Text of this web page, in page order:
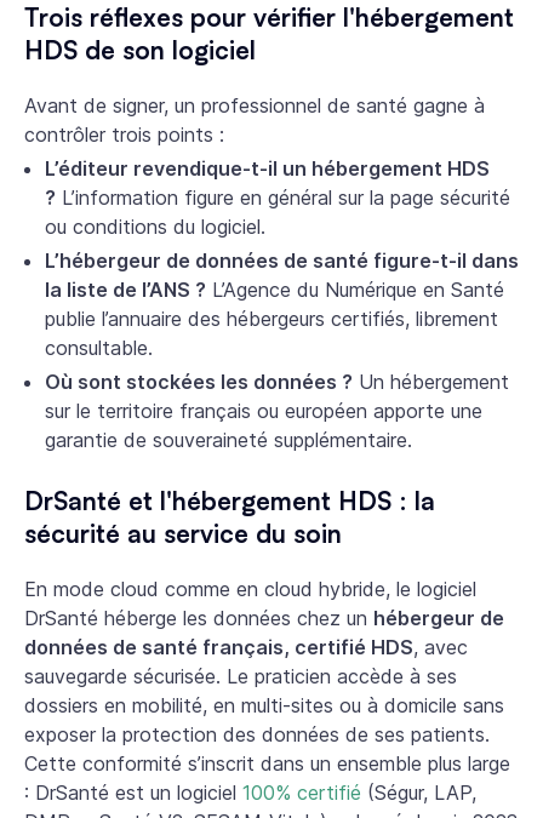
Trois réflexes pour vérifier l'hébergement
HDS de son logiciel
Avant de signer, un professionnel de santé gagne à
contrôler trois points :
L’éditeur revendique-t-il un hébergement HDS
? L’information figure en général sur la page sécurité
ou conditions du logiciel.
L’hébergeur de données de santé figure-t-il dans
la liste de l’ANS ? L’Agence du Numérique en Santé
publie l’annuaire des hébergeurs certifiés, librement
consultable.
Où sont stockées les données ? Un hébergement
sur le territoire français ou européen apporte une
garantie de souveraineté supplémentaire.
DrSanté et l'hébergement HDS : la
sécurité au service du soin
En mode cloud comme en cloud hybride, le logiciel
DrSanté héberge les données chez un hébergeur de
données de santé français, certifié HDS, avec
sauvegarde sécurisée. Le praticien accède à ses
dossiers en mobilité, en multi-sites ou à domicile sans
exposer la protection des données de ses patients.
Cette conformité s’inscrit dans un ensemble plus large
: DrSanté est un logiciel 100% certifié (Ségur, LAP,